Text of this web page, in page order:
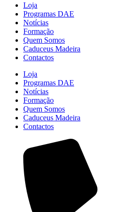
Loja
Programas DAE
Notícias
Formação
Quem Somos
Caduceus Madeira
Contactos
Loja
Programas DAE
Notícias
Formação
Quem Somos
Caduceus Madeira
Contactos